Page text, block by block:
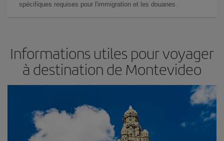
spécifiques requises pour l'immigration et les douanes.
Informations utiles pour voyager
à destination de Montevideo